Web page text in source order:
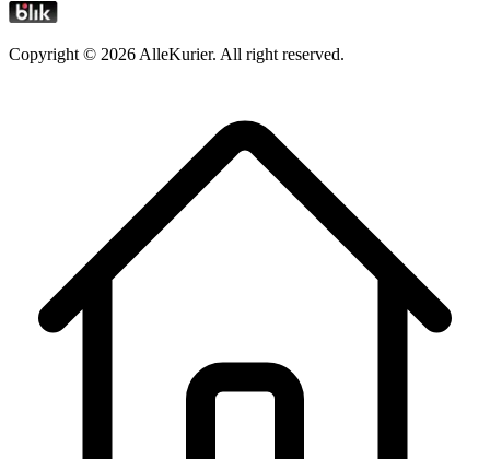
Copyright © 2026 AlleKurier. All right reserved.